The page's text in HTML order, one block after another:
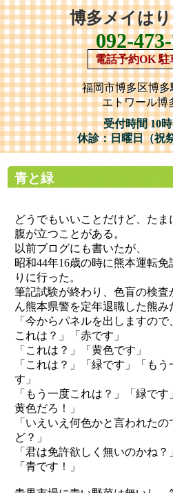
博多メイは
092-
電話予約OK 駐
福岡市博多区博多
エトワール博
受付時間 10
休診：日曜日（祝
青と緑
どうでもいいことだけど、た
腹が立つことがある。
以前ブログにも書いたが、
昭和44年16歳の時に熊本運転
りに行った。
筆記試験が終わり、色盲の検
ん熊本県警を定年退職した熊み
「今からパネルを出しますので
これは？」「赤です」
「これは？」「黄色です」
「これは？」「緑です」「も
す」
「もう一度これは？」「緑で
黄色だろ！」
「いえいえ何色かと言われた
ど？」
「君は免許欲しく無いのかね？
「青です！」